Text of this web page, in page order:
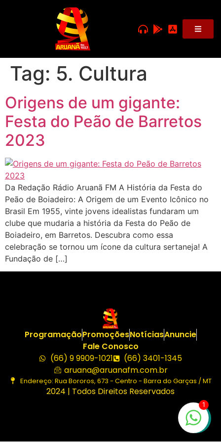
Tag: 5. Cultura
Origens de um gigante:
Festa do Peão de Barretos
2023
Da Redação Rádio Aruanã FM A História da Festa do
Peão de Boiadeiro: A Origem de um Evento Icônico no
Brasil Em 1955, vinte jovens idealistas fundaram um
clube que mudaria a história da Festa do Peão de
Boiadeiro, em Barretos. Descubra como essa
celebração se tornou um ícone da cultura sertaneja! A
Fundação de […]
ProgramaçãoPromoçõesNotíciasAnuncie
Fale Conosco
(66) 9 9909-1021
(66) 3401-1345
aruana@aruanafm.com.br
Endereço: Rua Bororos, 673 - Centro - Barra do Garças / MT
2024 | Todos Direitos Reservados
1